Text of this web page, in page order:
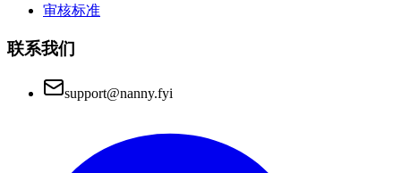
审核标准
联系我们
support@nanny.fyi